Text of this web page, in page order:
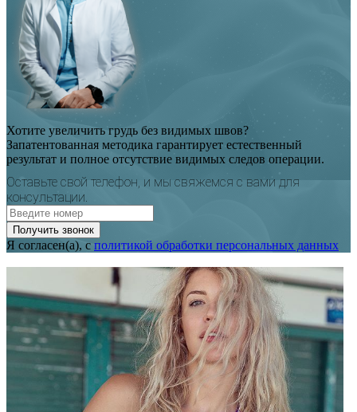
Хотите увеличить грудь без видимых швов?
Запатентованная методика гарантирует естественный
результат и полное отсутствие видимых следов операции.
Оставьте свой телефон, и мы свяжемся с вами для
консультации.
Получить звонок
Я согласен(а), с политикой обработки персональных данных